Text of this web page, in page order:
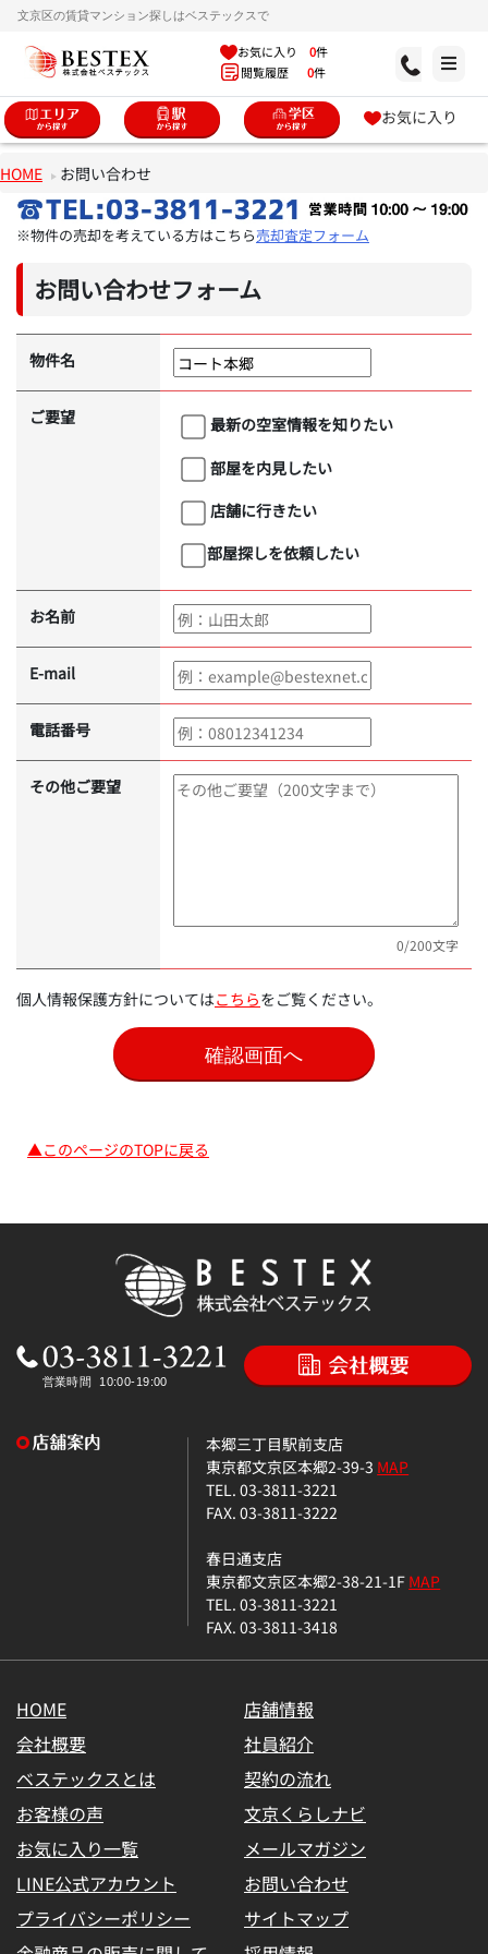
文京区の賃貸マンション探しはベステックスで
お気に入り 0件
閲覧履歴 0件
お気に入り
HOME お問い合わせ
※物件の売却を考えている方はこちら売却査定フォーム
お問い合わせフォーム
物件名
ご要望
最新の空室情報を知りたい
部屋を内見したい
店舗に行きたい
部屋探しを依頼したい
お名前
E-mail
電話番号
その他ご要望
0/200文字
個人情報保護方針についてはこちらをご覧ください。
▲このページのTOPに戻る
本郷三丁目駅前支店
東京都文京区本郷2-39-3 MAP
TEL. 03-3811-3221
FAX. 03-3811-3222
春日通支店
東京都文京区本郷2-38-21-1FMAP
TEL. 03-3811-3221
FAX. 03-3811-3418
HOME
店舗情報
会社概要
社員紹介
ベステックスとは
契約の流れ
お客様の声
文京くらしナビ
お気に入り一覧
メールマガジン
LINE公式アカウント
お問い合わせ
プライバシーポリシー
サイトマップ